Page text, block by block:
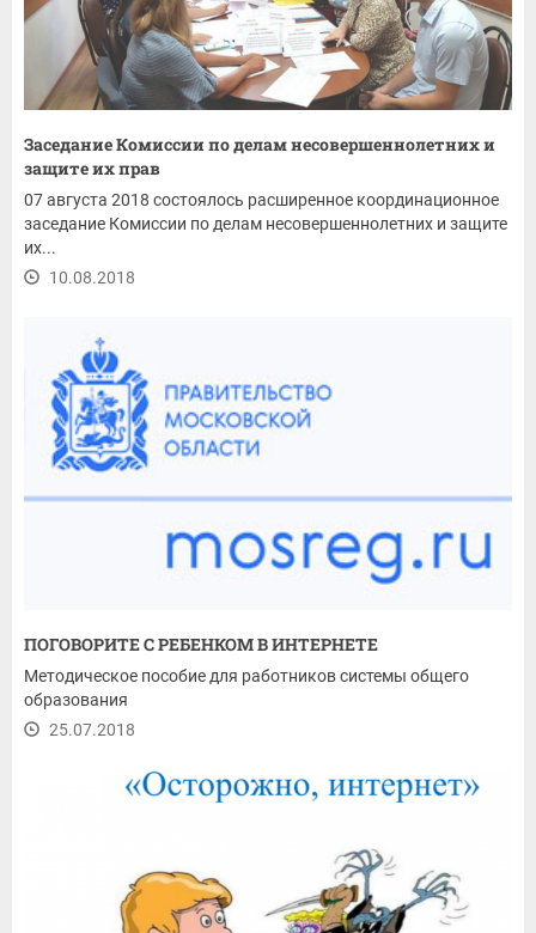
Заседание Комиссии по делам несовершеннолетних и
защите их прав
07 августа 2018 состоялось расширенное координационное
заседание Комиссии по делам несовершеннолетних и защите
их...
10.08.2018
ПОГОВОРИТЕ С РЕБЕНКОМ В ИНТЕРНЕТЕ
Методическое пособие для работников системы общего
образования
25.07.2018